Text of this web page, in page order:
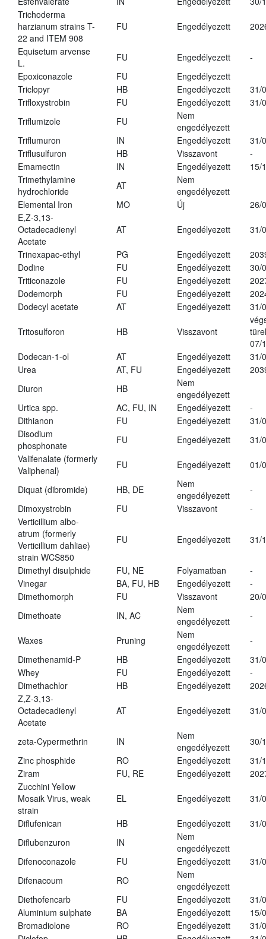
Trichoderma
harzianum strains T-
22 and ITEM 908
FU Engedélyezett
Equisetum arvense
L.
FU Engedélyezett
-
Epoxiconazole
FU
Engedélyezett
Triclopyr
HB Engedélyezett
31/
Trifloxystrobin
FU Engedélyezett
31/
Triflumizole
FU
Nem
engedélyezett
Triflumuron
IN Engedélyezett
31/
Triflusulfuron
HB Visszavont
-
Emamectin
IN Engedélyezett
15/
Trimethylamine
hydrochloride
AT
Nem
engedélyezett
Elemental Iron
MO Új
26/
E,Z-3,13-
Octadecadienyl
Acetate
AT Engedélyezett 31/
Trinexapac-ethyl PG Engedélyezett
Dodine
FU Engedélyezett
30/
Triticonazole
FU Engedélyezett
Dodemorph
FU Engedélyezett
Dodecyl acetate
AT Engedélyezett 31/
Tritosulforon HB Visszavont
07/
Dodecan-1-ol
AT Engedélyezett
31/
Urea
AT, FU Engedélyezett
Diuron
HB
Nem
engedélyezett
Urtica spp.
AC, FU, IN Engedélyezett
-
Dithianon
FU Engedélyezett
31/
Disodium
phosphonate
FU Engedélyezett
31/
Valifenalate (formerly
Valiphenal)
FU Engedélyezett 01/
Diquat (dibromide) HB, DE
Nem
engedélyezett
-
Dimoxystrobin
FU Visszavont
-
Verticillium albo-
atrum (formerly
Verticillium dahliae)
strain WCS850
FU Engedélyezett 31/
Dimethyl disulphide FU, NE Folyamatban
-
Vinegar
BA, FU, HB Engedélyezett
-
Dimethomorph
FU Visszavont
20/
Dimethoate
IN, AC
Nem
engedélyezett
-
Waxes Pruning
Nem
engedélyezett
-
Dimethenamid-P
HB Engedélyezett
31/
Whey
FU Engedélyezett
-
Dimethachlor
HB Engedélyezett
Z,Z-3,13-
Octadecadienyl
Acetate
AT Engedélyezett 31/
zeta-Cypermethrin IN
Nem
engedélyezett
30/
Zinc phosphide
RO Engedélyezett
31/
Ziram
FU, RE Engedélyezett
Zucchini Yellow
Mosaik Virus, weak
strain
EL Engedélyezett 31/
Diflufenican HB Engedélyezett
31/
Diflubenzuron
IN
Nem
engedélyezett
Difenoconazole
FU Engedélyezett
31/
Difenacoum
RO
Nem
engedélyezett
Diethofencarb
FU Engedélyezett
31/
Aluminium sulphate
BA Engedélyezett
15/
Bromadiolone
RO Engedélyezett
31/